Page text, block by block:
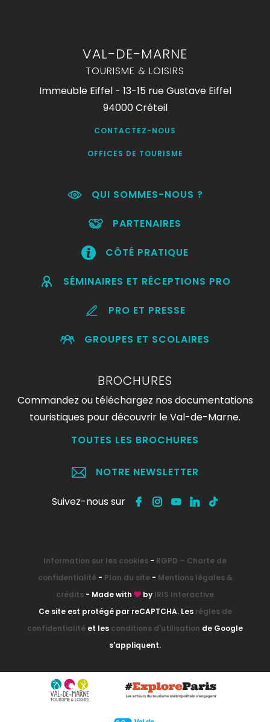
VAL-DE-MARNE
TOURISME & LOISIRS
Immeuble Eiffel - 13-15 rue Gustave Eiffel
94000 Créteil
CONTACTEZ-NOUS
OFFICES DE TOURISME
QUI SOMMES-NOUS ?
PARTENAIRES
CÔTÉ PRATIQUE
SÉMINAIRES ET RÉCEPTIONS PRO
PRO ET PRESSE
GROUPES ET SCOLAIRES
BROCHURES
Commandez ou téléchargez nos documentations
touristiques pour découvrir le Val-de-Marne.
TOUTES LES BROCHURES
NOTRE NEWSLETTER
Suivez-nous sur
Information sur les cookies - RGPD – Charte de
confidentialité- Plan du site- Mentions légales &
crédits - Made with by IRIS Interactive
Ce site est protégé par reCAPTCHA. Les règles de
confidentialité et les conditions d'utilisation de Google
s'appliquent.